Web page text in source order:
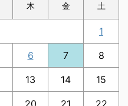
木 金 土
1
6 7 8
13 14 15
20 21 22